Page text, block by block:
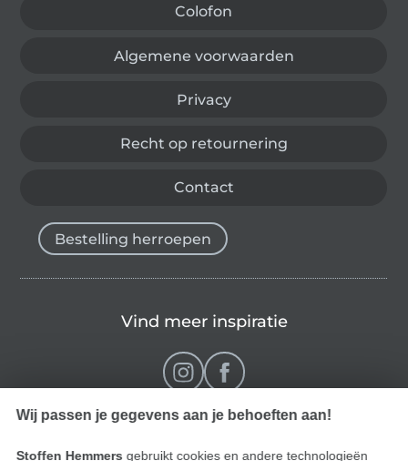
Colofon
Algemene voorwaarden
Privacy
Recht op retournering
Contact
Bestelling herroepen
Vind meer inspiratie
Wij passen je gegevens aan je behoeften aan!
Stoffen Hemmers gebruikt cookies en andere technologieën